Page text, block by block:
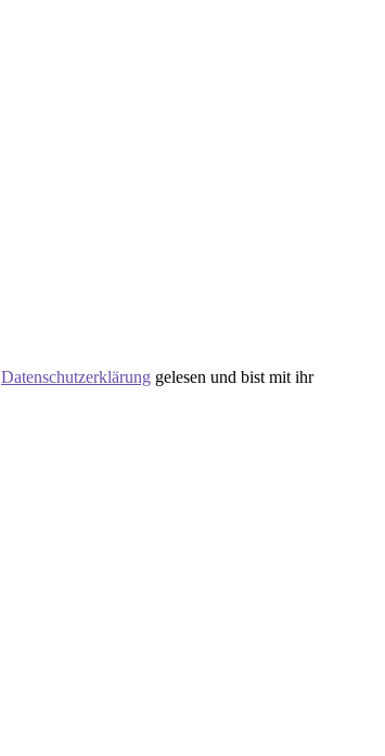
Datenschutzerklärung gelesen und bist mit ihr